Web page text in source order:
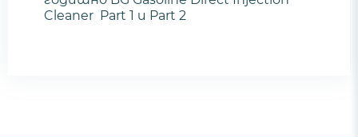
Cleaner Part 1 и Part 2